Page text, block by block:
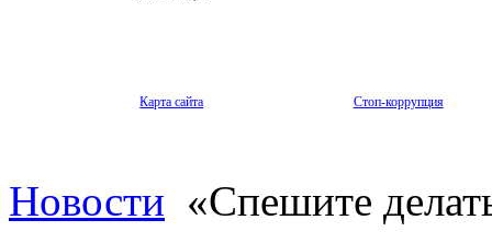
Карта сайта Стоп-коррупция
Новости «Спешите